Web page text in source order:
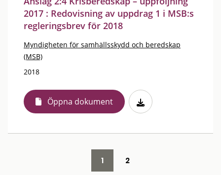
2017 : Redovisning av uppdrag 1 i MSB:s
regleringsbrev för 2018
Myndigheten för samhällsskydd och beredskap
(MSB)
2018
Öppna dokument
1 2